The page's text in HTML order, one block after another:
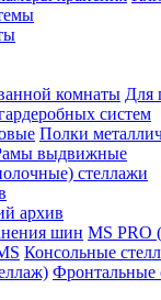
комнаты Для
систем
Полки
выдвижные
стеллажи
архив
шин MS PRO
Консольные
Фронтальные